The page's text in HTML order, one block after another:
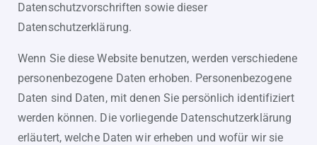
Datenschutzvorschriften sowie dieser
Datenschutzerklärung.
Wenn Sie diese Website benutzen, werden verschiedene
personenbezogene Daten erhoben. Personenbezogene
Daten sind Daten, mit denen Sie persönlich identifiziert
werden können. Die vorliegende Datenschutzerklärung
erläutert, welche Daten wir erheben und wofür wir sie